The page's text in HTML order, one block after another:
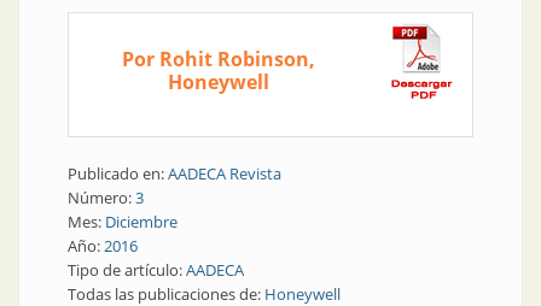
Por Rohit Robinson,
Honeywell
Publicado en:AADECA Revista
Número:3
Mes: Diciembre
Año:2016
Tipo de artículo:AADECA
Todas las publicaciones de: Honeywell